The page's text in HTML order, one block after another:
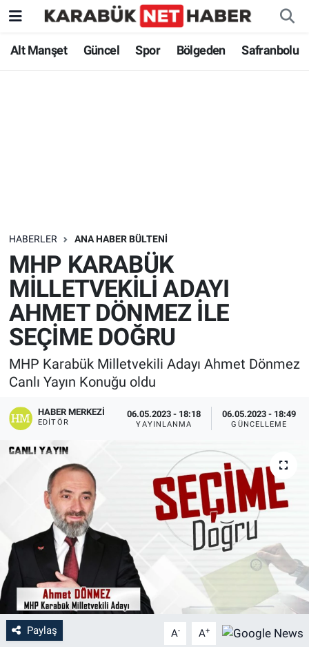
Alt Manşet Güncel Spor Bölgeden Safranbolu
HABERLER ANA HABER BÜLTENI
MHP KARABÜK
MİLLETVEKİLİ ADAYI
AHMET DÖNMEZ İLE
SEÇİME DOĞRU
MHP Karabük Milletvekili Adayı Ahmet Dönmez
Canlı Yayın Konuğu oldu
HABER MERKEZI
EDITÖR
06.05.2023 - 18:18
YAYINLANMA
06.05.2023 - 18:49
GÜNCELLEME
Paylaş A- A+